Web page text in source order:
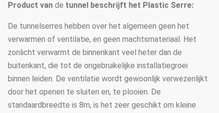
Product van de tunnel beschrijft het Plastic Serre:
De tunnelserres hebben over het algemeen geen het
verwarmen of ventilatie, en geen machtsmateriaal. Het
zonlicht verwarmt de binnenkant veel heter dan de
buitenkant, die tot de ongebruikelijke installatiegroei
binnen leiden. De ventilatie wordt gewoonlijk verwezenlijkt
door het openen te sluiten en, te plooien. De
standaardbreedte is 8m, is het zeer geschikt om kleine